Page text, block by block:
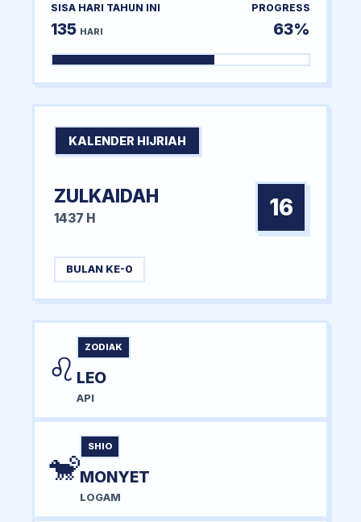
SISA HARI TAHUN INI
135 HARI
PROGRESS
63%
KALENDER HIJRIAH
ZULKAIDAH
1437 H 16
BULAN KE-0
♌
ZODIAK
LEO
API
🐒
SHIO
MONYET
LOGAM